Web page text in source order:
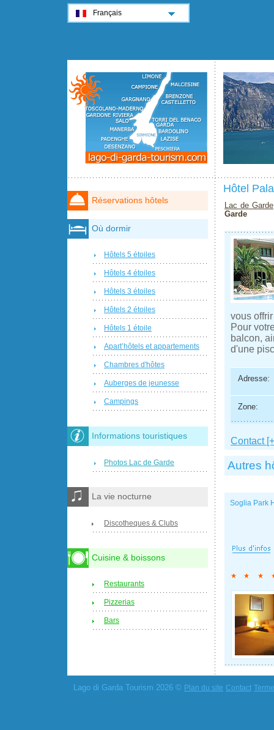
Hôtel
Lac de Garde
Garde
vous
Pour
balcon,
d'une
Adresse:
Zone:
Contact
Autres
Soglia Park
Réservations hôtels
Où dormir
Hôtels 5 étoiles
Hôtels 4 étoiles
Hôtels 3 étoiles
Hôtels 2 étoiles
Hôtels 1 étoile
Apart’hôtels et appartements
Chambres d'hôtes
Auberges de jeunesse
Campings
Informations touristiques
Photos Lac de Garde
La vie nocturne
Discotheques & Clubs
Cuisine & boissons
Restaurants
Pizzerias
Bars
Lago di Garda Tourism 2026 © Plan du site Contact
Français